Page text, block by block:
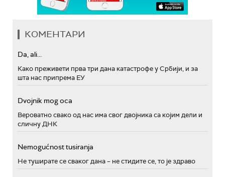
КОМЕНТАРИ
Da, ali...
Како преживети прва три дана катастрофе у Србији, и за
шта нас припрема ЕУ
Dvojnik mog oca
Вероватно свако од нас има свог двојника са којим дели и
сличну ДНК
Nemogućnost tusiranja
Не туширате се сваког дана – не стидите се, то је здраво